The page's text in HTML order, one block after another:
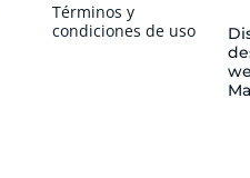
Términos y
condiciones de uso